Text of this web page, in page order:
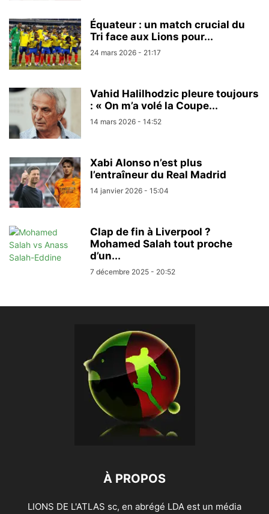
Équateur : un match crucial du
Tri face aux Lions pour...
24 mars 2026 - 21:17
Vahid Halilhodzic pleure toujours
: « On m’a volé la Coupe...
14 mars 2026 - 14:52
Xabi Alonso n’est plus
l’entraîneur du Real Madrid
14 janvier 2026 - 15:04
Clap de fin à Liverpool ?
Mohamed Salah tout proche
d’un...
7 décembre 2025 - 20:52
À PROPOS
LIONS DE L'ATLAS sc, en abrégé LDA est un média